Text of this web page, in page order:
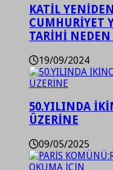
KATİL
CUMHURİYET
TARİHİ NEDEN
19/09/2024
50.YILINDA
ÜZERİNE
09/05/2025